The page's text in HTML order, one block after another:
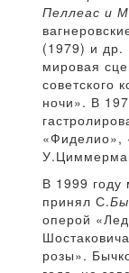
Пеллеас и
(1979) и др.
мировая
советского
ночи». В
«Фиделио»,
В 1999 году
принял С.
оперой
розы».